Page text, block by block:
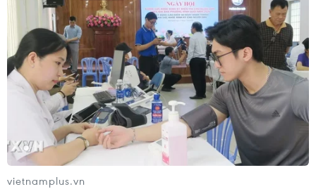
06/08/2026 09:59
Khởi tố người đi bộ gây tai nạn chết
người trên quốc lộ ở Quảng Trị
06/08/2026 09:44
Xem thêm
vietnamplus.vn